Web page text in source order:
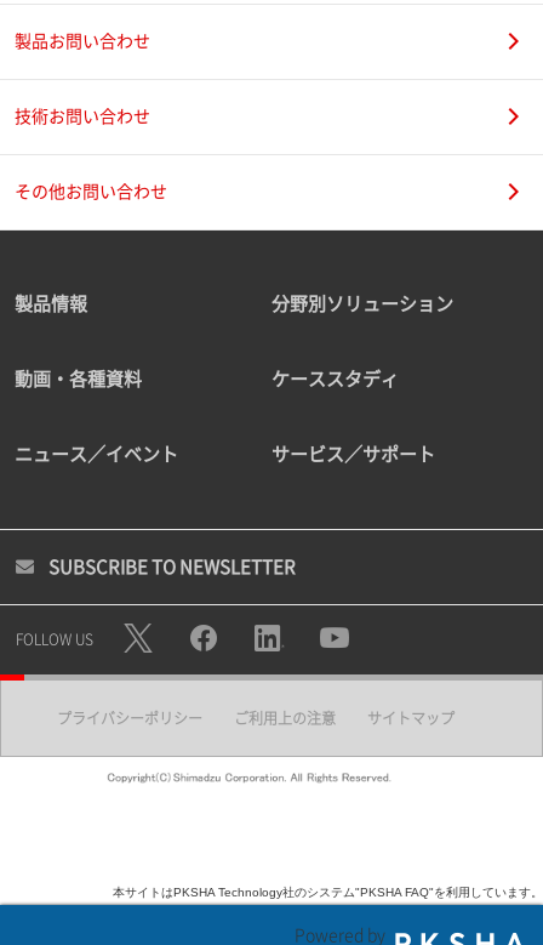
製品お問い合わせ
技術お問い合わせ
その他お問い合わせ
製品情報 分野別ソリューション
動画・各種資料 ケーススタディ
ニュース／イベント サービス／サポート
SUBSCRIBE TO NEWSLETTER
FOLLOW US
プライバシーポリシー ご利用上の注意 サイトマップ
本サイトはPKSHA Technology社のシステム"PKSHA FAQ"を利用しています。
Powered by